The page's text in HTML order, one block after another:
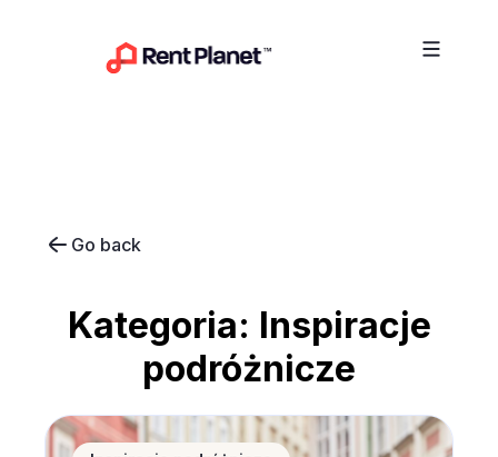
Go back
Kategoria: Inspiracje
podróżnicze
Noclegi w Polsce coraz popularniejsze wśród